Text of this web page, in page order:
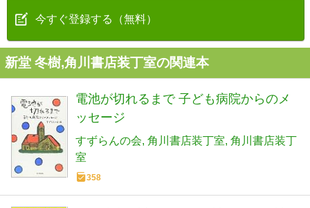
今すぐ登録する（無料）
新堂 冬樹,角川書店装丁室の関連本
電池が切れるまで 子ども病院からのメ
ッセージ
すずらんの会 角川書店装丁室 角川書店装丁
室
358